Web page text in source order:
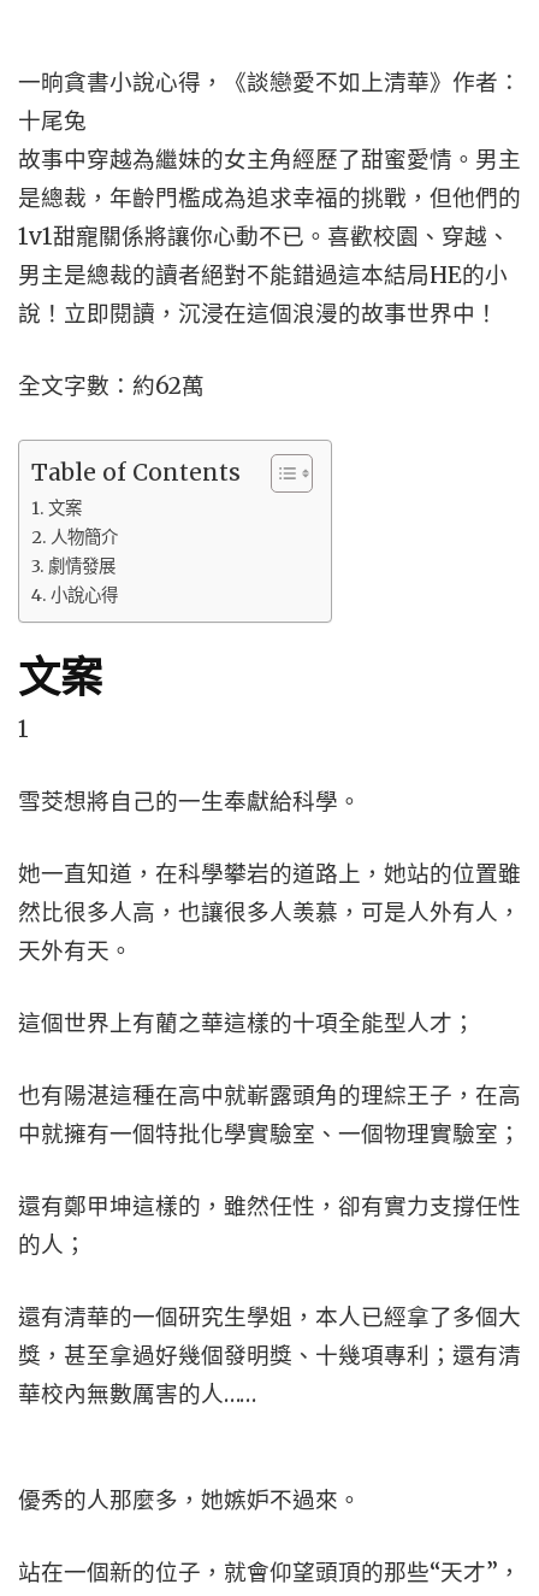
一晌貪書小說心得，《談戀愛不如上清華》作者：
十尾兔
故事中穿越為繼妹的女主角經歷了甜蜜愛情。男主
是總裁，年齡門檻成為追求幸福的挑戰，但他們的
1v1甜寵關係將讓你心動不已。喜歡校園、穿越、
男主是總裁的讀者絕對不能錯過這本結局HE的小
說！立即閱讀，沉浸在這個浪漫的故事世界中！
全文字數：約62萬
Table of Contents
文案
人物簡介
劇情發展
小說心得
文案
1
雪茭想將自己的一生奉獻給科學。
她一直知道，在科學攀岩的道路上，她站的位置雖
然比很多人高，也讓很多人羡慕，可是人外有人，
天外有天。
這個世界上有藺之華這樣的十項全能型人才；
也有陽湛這種在高中就嶄露頭角的理綜王子，在高
中就擁有一個特批化學實驗室、一個物理實驗室；
還有鄭甲坤這樣的，雖然任性，卻有實力支撐任性
的人；
還有清華的一個研究生學姐，本人已經拿了多個大
獎，甚至拿過好幾個發明獎、十幾項專利；還有清
華校內無數厲害的人……
優秀的人那麼多，她嫉妒不過來。
站在一個新的位子，就會仰望頭頂的那些“天才”，